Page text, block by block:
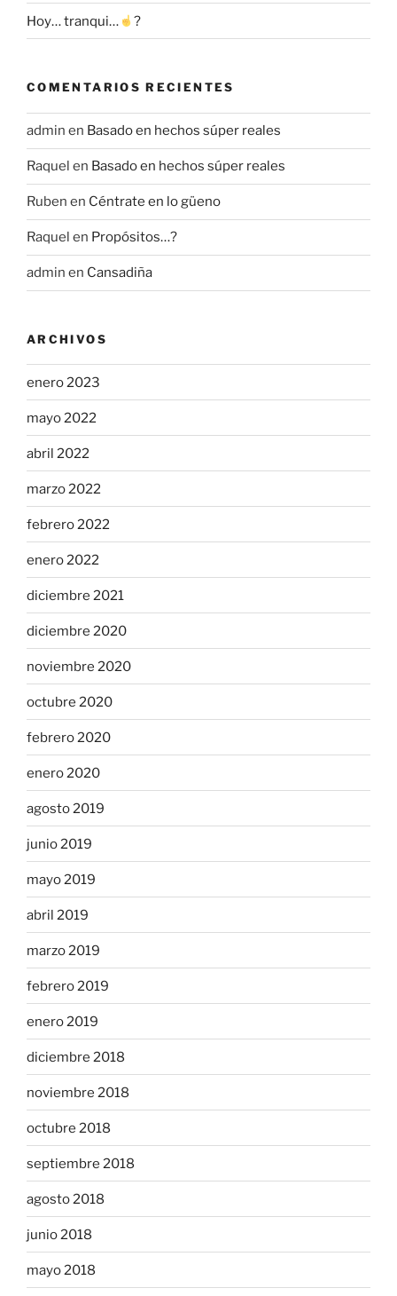
Hoy… tranqui… ?
COMENTARIOS RECIENTES
admin en Basado en hechos súper reales
Raquel en Basado en hechos súper reales
Ruben en Céntrate en lo güeno
Raquel en Propósitos…?
admin en Cansadiña
ARCHIVOS
enero 2023
mayo 2022
abril 2022
marzo 2022
febrero 2022
enero 2022
diciembre 2021
diciembre 2020
noviembre 2020
octubre 2020
febrero 2020
enero 2020
agosto 2019
junio 2019
mayo 2019
abril 2019
marzo 2019
febrero 2019
enero 2019
diciembre 2018
noviembre 2018
octubre 2018
septiembre 2018
agosto 2018
junio 2018
mayo 2018